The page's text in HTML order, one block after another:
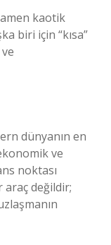
kaotik
biri için “kısa”
dünyanın en
ve
noktası
araç değildir;